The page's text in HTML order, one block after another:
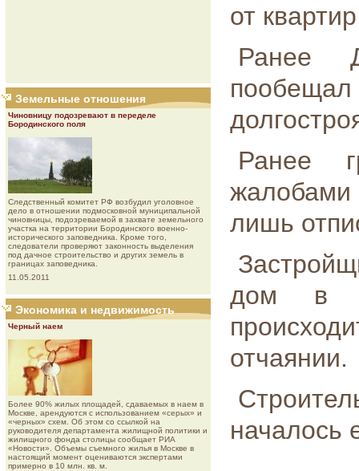
Земельные отношения
Чиновницу подозревают в переделе
Бородинского поля
Следственный комитет РФ возбудил уголовное
дело в отношении подмосковной муниципальной
чиновницы, подозреваемой в захвате земельного
участка на территории Бородинского военно-
исторического заповедника. Кроме того,
следователи проверяют законность выделения
под дачное строительство и других земель в
границах заповедника.
11.05.2011
Экономика и недвижимость
Черный наем
Более 90% жилых площадей, сдаваемых в наем в
Москве, арендуются с использованием «серых» и
«черных» схем. Об этом со ссылкой на
руководителя департамента жилищной политики и
жилищного фонда столицы сообщает РИА
«Новости». Объемы съемного жилья в Москве в
настоящий момент оцениваются экспертами
примерно в 10 млн. кв. м.
от
Ранее
Ранее
лишь
дом в
отчаянии.
началось